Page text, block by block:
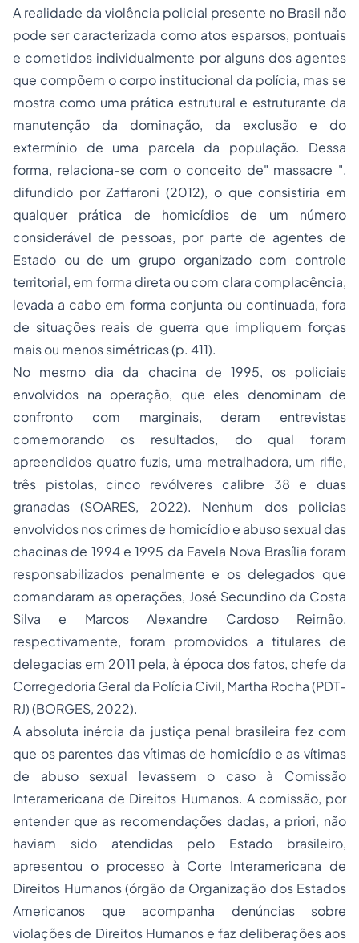
A realidade da violência policial presente no Brasil não
pode ser caracterizada como atos esparsos, pontuais
e cometidos individualmente por alguns dos agentes
que compõem o corpo institucional da polícia, mas se
mostra como uma prática estrutural e estruturante da
manutenção da dominação, da exclusão e do
extermínio de uma parcela da população. Dessa
forma, relaciona-se com o conceito de" massacre ",
difundido por Zaffaroni (2012), o que consistiria em
qualquer prática de homicídios de um número
considerável de pessoas, por parte de agentes de
Estado ou de um grupo organizado com controle
territorial, em forma direta ou com clara complacência,
levada a cabo em forma conjunta ou continuada, fora
de situações reais de guerra que impliquem forças
mais ou menos simétricas (p. 411).
No mesmo dia da chacina de 1995, os policiais
envolvidos na operação, que eles denominam de
confronto com marginais, deram entrevistas
comemorando os resultados, do qual foram
apreendidos quatro fuzis, uma metralhadora, um rifle,
três pistolas, cinco revólveres calibre 38 e duas
granadas (SOARES, 2022). Nenhum dos policias
envolvidos nos crimes de homicídio e abuso sexual das
chacinas de 1994 e 1995 da Favela Nova Brasília foram
responsabilizados penalmente e os delegados que
comandaram as operações, José Secundino da Costa
Silva e Marcos Alexandre Cardoso Reimão,
respectivamente, foram promovidos a titulares de
delegacias em 2011 pela, à época dos fatos, chefe da
Corregedoria Geral da Polícia Civil, Martha Rocha (PDT-
RJ) (BORGES, 2022).
A absoluta inércia da justiça penal brasileira fez com
que os parentes das vítimas de homicídio e as vítimas
de abuso sexual levassem o caso à Comissão
Interamericana de Direitos Humanos. A comissão, por
entender que as recomendações dadas, a priori, não
haviam sido atendidas pelo Estado brasileiro,
apresentou o processo à Corte Interamericana de
Direitos Humanos (órgão da Organização dos Estados
Americanos que acompanha denúncias sobre
violações de Direitos Humanos e faz deliberações aos